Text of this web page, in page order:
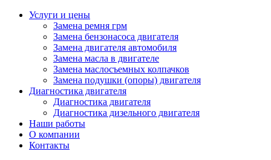
Услуги и цены
Замена ремня грм
Замена бензонасоса двигателя
Замена двигателя автомобиля
Замена масла в двигателе
Замена маслосъемных колпачков
Замена подушки (опоры) двигателя
Диагностика двигателя
Диагностика двигателя
Диагностика дизельного двигателя
Наши работы
О компании
Контакты